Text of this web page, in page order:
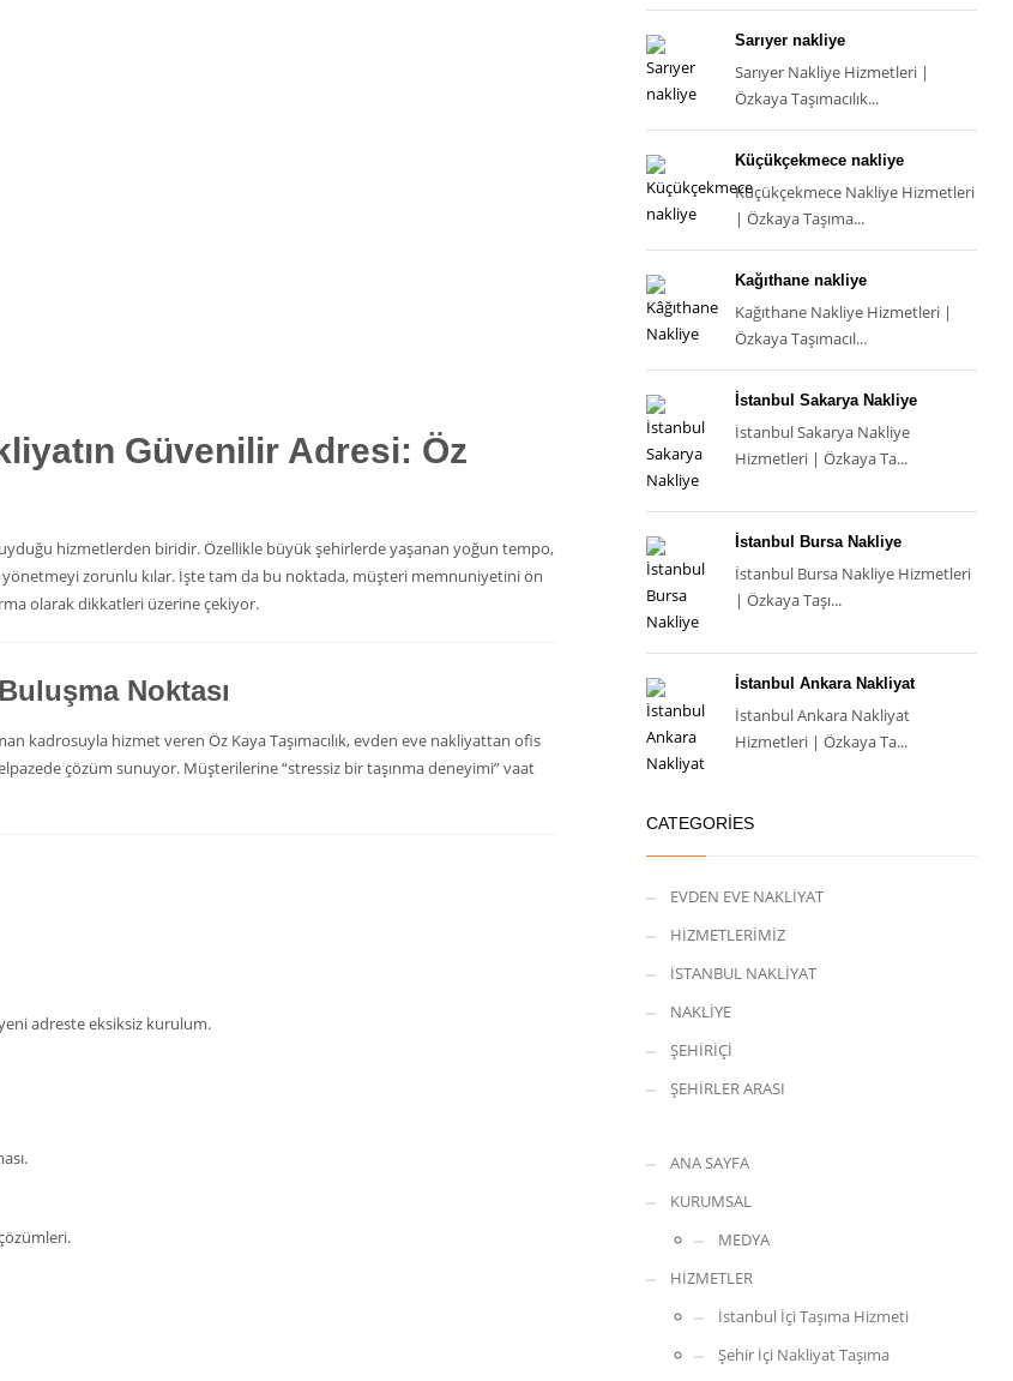
Güvenilir Adresi: Öz
hizmetlerden biridir. Özellikle büyük şehirlerde yaşanan yoğun tempo,
zorunlu kılar. İşte tam da bu noktada, müşteri memnuniyetini ön
olarak dikkatleri üzerine çekiyor.
Noktası
kadrosuyla hizmet veren Öz Kaya Taşımacılık, evden eve nakliyattan ofis
çözüm sunuyor. Müşterilerine “stressiz bir taşınma deneyimi” vaat
adreste eksiksiz kurulum.
Sarıyer nakliye
Sarıyer Nakliye Hizmetleri |
Özkaya Taşımacılık...
Küçükçekmece nakliye
Küçükçekmece Nakliye Hizmetleri
| Özkaya Taşıma...
Kağıthane nakliye
Kağıthane Nakliye Hizmetleri |
Özkaya Taşımacıl...
İstanbul Sakarya Nakliye
İstanbul Sakarya Nakliye
Hizmetleri | Özkaya Ta...
İstanbul Bursa Nakliye
İstanbul Bursa Nakliye Hizmetleri
| Özkaya Taşı...
İstanbul Ankara Nakliyat
İstanbul Ankara Nakliyat
Hizmetleri | Özkaya Ta...
CATEGORIES
EVDEN EVE NAKLİYAT
HİZMETLERİMİZ
İSTANBUL NAKLİYAT
NAKLİYE
ŞEHİRİÇİ
ŞEHİRLER ARASI
ANA SAYFA
KURUMSAL
MEDYA
HİZMETLER
İstanbul İçi Taşıma Hizmeti
Şehir İçi Nakliyat Taşıma